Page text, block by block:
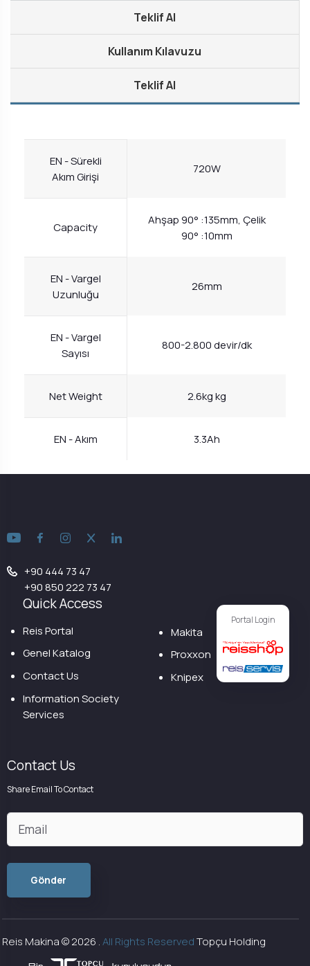
Teklif Al
Kullanım Kılavuzu
Teklif Al
EN - Sürekli
Akım Girişi
720W
Capacity
Ahşap 90° :135mm, Çelik
90° :10mm
EN - Vargel
Uzunluğu
26mm
EN - Vargel
Sayısı
800-2.800 devir/dk
Net Weight 2.6kg kg
EN - Akım 3.3Ah
Portal Login
+90 444 73 47
+90 850 222 73 47
Quick Access
Reis Portal
Genel Katalog
Contact Us
Information Society
Services
Makita
Proxxon
Knipex
Contact Us
Share Email To Contact
Reis Makina ©2026 .All Rights Reserved Topçu Holding